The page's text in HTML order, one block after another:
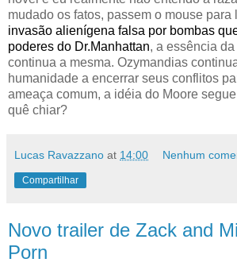
mudado os fatos, passem o mouse para
invasão alienígena falsa por bombas
poderes do Dr.Manhattan, a essência
continua a mesma. Ozymandias
humanidade a encerrar seus conflitos
ameaça comum, a idéia do Moore
quê chiar?
Lucas Ravazzano at 14:00 Nenhum
Compartilhar
Novo trailer de Zack and
Porn